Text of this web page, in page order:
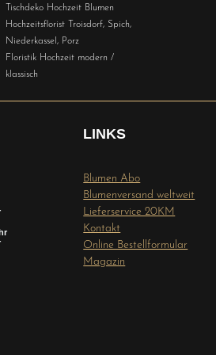
Tischdeko Hochzeit Blumen
Hochzeitsflorist Troisdorf, Spich,
Niederkassel, Porz
Floristik Hochzeit modern /
klassisch
LINKS
Blumen Abo
Blumenversand weltweit
Lieferservice 20KM
Kontakt
Online Bestellformular
Magazin